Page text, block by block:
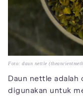
Foto: daun nettle
Daun nettle adalah
digunakan untuk